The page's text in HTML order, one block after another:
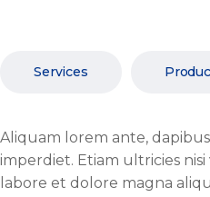
Services
Aliquam lorem ante,
imperdiet. Etiam ultricies
labore et dolore magna